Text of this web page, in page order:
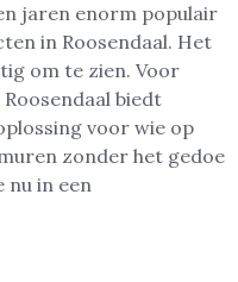
jaren enorm populair
in Roosendaal. Het
om te zien. Voor
biedt
voor wie op
zonder het gedoe
nu in een